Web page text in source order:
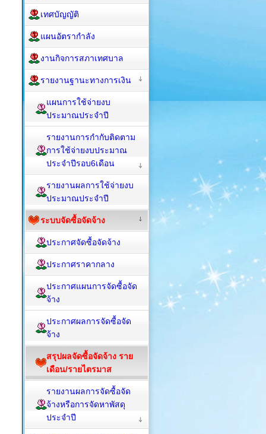
เทศบัญญัติ
แผนอัตรากำลัง
งานกิจการสภาเทศบาล
รายงานฐานะทางการเงิน
แผนการใช้จ่ายงบ
ประมาณประจำปี
รายงานการกำกับติดตาม
การใช้จ่ายงบประมาณ
ประจำปีรอบ6เดือน
รายงานผลการใช้จ่ายงบ
ประมาณประจำปี
ระบบจัดซื้อจัดจ้าง
ประกาศจัดซื้อจัดจ้าง
ประกาศราคากลาง
ประกาศแผนการจัดซื้อจัด
จ้าง
ประกาศผลการจัดซื้อจัด
จ้าง
สรุปผลจัดซื้อจัดจ้าง ราย
เดือน/รายไตรมาส
รายงานผลการจัดซื้อจัด
จ้างหรือการจัดหาพัสดุ
ประจำปี